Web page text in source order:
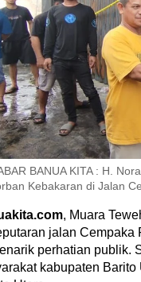
BANUA KITA : H.
Kebakaran di Jalan
, Muara
jalan Cempaka
perhatian publik.
kabupaten